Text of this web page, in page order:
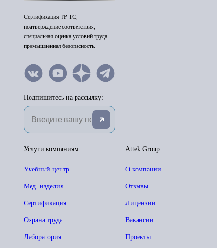
Сертификация ТР ТС;
подтверждение соответствия;
специальная оценка условий труда;
промышленная безопасность.
Подпишитесь на рассылку:
Attek Group
О компании
Отзывы
Лицензии
Вакансии
Проекты
Услуги компаниям
Учебный центр
Мед. изделия
Сертификация
Охрана труда
Лаборатория